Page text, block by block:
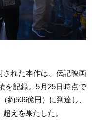
れた本作は、伝記映画
を記録。5月25日時点で
約506億円）に到達し、
えを果たした。